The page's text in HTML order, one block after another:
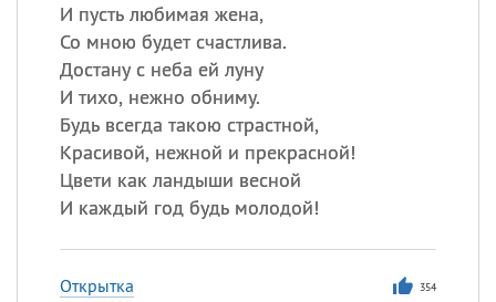
И пусть любимая жена,
Со мною будет счастлива.
Достану с неба ей луну
И тихо, нежно обниму.
Будь всегда такою страстной,
Красивой, нежной и прекрасной!
Цвети как ландыши весной
И каждый год будь молодой!
Открытка 354